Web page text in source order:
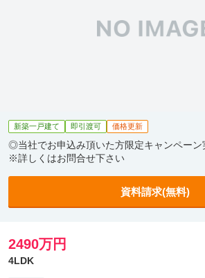
新築一戸建て 即引渡可 価格更新
◎当社でお申込み頂いた方限定キャンペー
※詳しくはお問合せ下さい
資料請求(無料)
2490万円
4LDK